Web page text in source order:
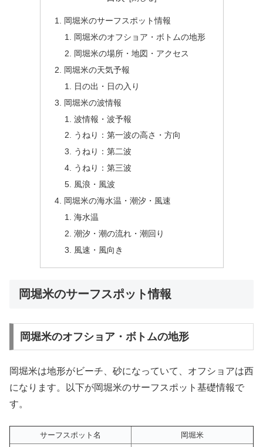
岡堀米のサーフスポット情報
岡堀米のオフショア・ボトムの地形
岡堀米の場所・地図・アクセス
岡堀米の天気予報
日の出・日の入り
岡堀米の波情報
波情報・波予報
うねり：第一波の高さ・方向
うねり：第二波
うねり：第三波
風浪・風波
岡堀米の海水温・潮汐・風速
海水温
潮汐・潮の流れ・潮回り
風速・風向き
岡堀米のサーフスポット情報
岡堀米のオフショア・ボトムの地形
岡堀米は地形がビーチ、砂になっていて、オフショアは西
になります。以下が岡堀米のサーフスポット基礎情報で
す。
サーフスポット名
岡堀米